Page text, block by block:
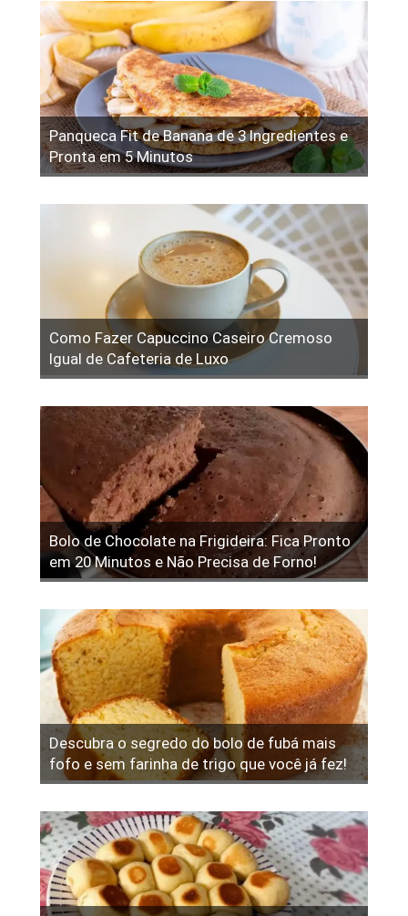
Panqueca Fit de Banana de 3 Ingredientes e
Pronta em 5 Minutos
Como Fazer Capuccino Caseiro Cremoso
Igual de Cafeteria de Luxo
Bolo de Chocolate na Frigideira: Fica Pronto
em 20 Minutos e Não Precisa de Forno!
Descubra o segredo do bolo de fubá mais
fofo e sem farinha de trigo que você já fez!